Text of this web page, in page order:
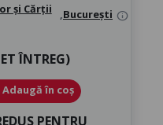
și Cărții
,București info
ÎNTREG)
of tickets
Adaugă în coș
PENTRU